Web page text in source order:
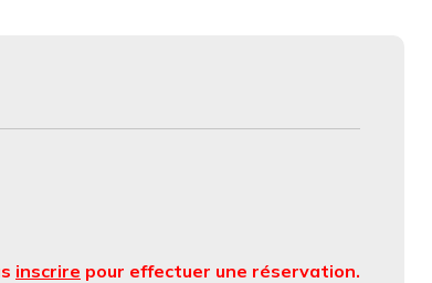
inscrire pour effectuer une réservation.